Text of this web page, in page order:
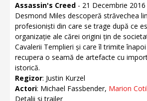
Assassin's Creed - 21 Decembrie 2016
Desmond Miles descoperă străvechea
profesioniști din care se trage după ce
organizație ale cărei origini țin de
Cavalerii Templieri și care îl trimite
recupera o seamă de artefacte cu
istorică.
Regizor: Justin Kurzel
Actori: Michael Fassbender, Marion
Detalii si trailer